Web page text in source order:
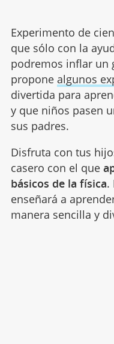
Experimento de
que sólo con la
podremos inflar un
propone algunos
divertida para
y que niños pasen
sus padres.
Disfruta con tus
casero con el que
básicos de la física.
enseñará a
manera sencilla y